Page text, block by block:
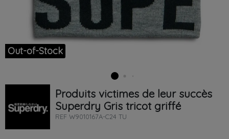
Out-of-Stock
Produits victimes de leur succès
Superdry Gris tricot griffé
REF W9010167A-C24 TU